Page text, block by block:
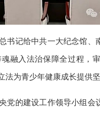
书记给中共一大纪念馆
融入法治保障全过程，
法为青少年健康成长提供
党的建设工作领导小组